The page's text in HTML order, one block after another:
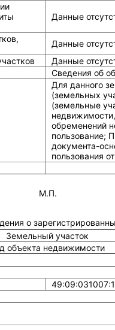
Данные
Данные
Данные
Сведения об
Для данного
(земельных
(земельные
обременений
пользование;
документа-
пользования
М.П.
о
Земельный участок
объекта недвижимости